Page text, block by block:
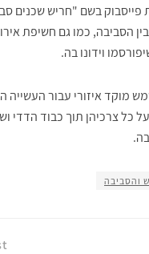
בשם "חריש שכנים
הסביבה, כמו גם חשיפת
וידונו בה.
מוקד איזורי עבור
כל צרכיהן תוך כבוד הדדי
והסביבה